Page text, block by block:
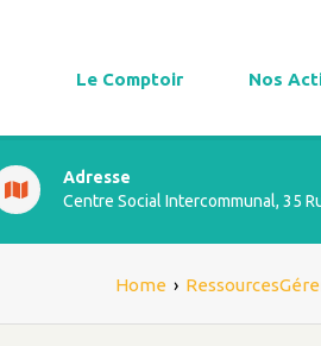
Le Comptoir Nos
Adresse
Centre Social Intercommunal, 35
Home ›